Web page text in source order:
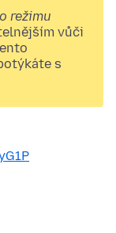
režimu
vůči
s